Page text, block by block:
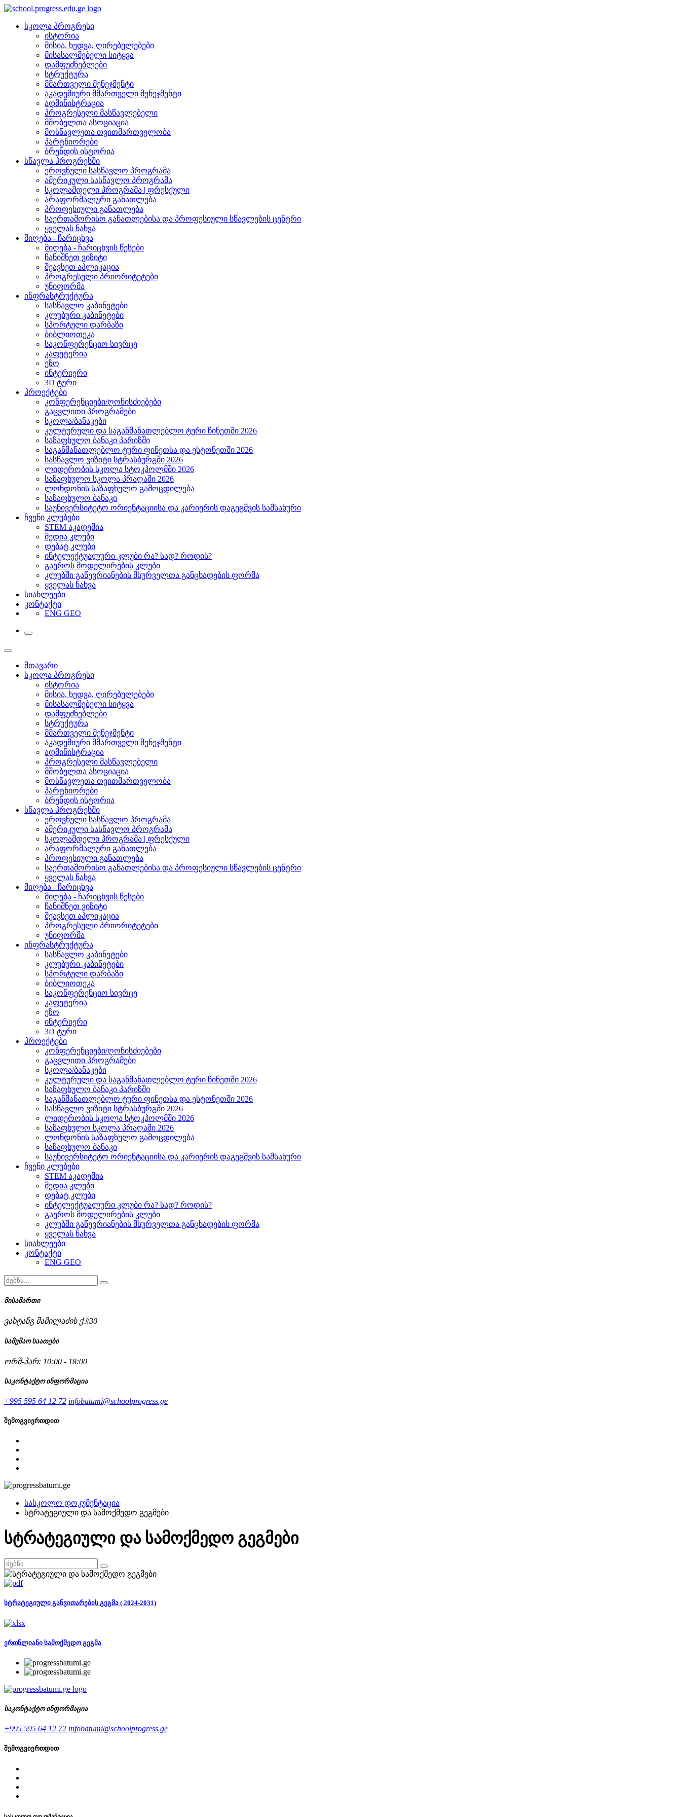
სკოლა პროგრესი
ისტორია
მისია, ხედვა, ღირებულებები
მისასალმებელი სიტყვა
დამფუძნებლები
სტრუქტურა
მმართველი მენეჯმენტი
აკადემიური მმართველი მენეჯმენტი
ადმინისტრაცია
პროგრესელი მასწავლებელი
მშობელთა ასოციაცია
მოსწავლეთა თვითმართველობა
პარტნიორები
ბრენდის ისტორია
სწავლა პროგრესში
ეროვნული სასწავლო პროგრამა
ამერიკული სასწავლო პროგრამა
სკოლამდელი პროგრამა | ფრესქული
არაფორმალური განათლება
პროფესიული განათლება
საერთაშორისო განათლებისა და პროფესიული სწავლების ცენტრი
ყველას ნახვა
მიღება - ჩარიცხვა
მიღება - ჩარიცხვის წესები
ჩანიშნეთ ვიზიტი
შეავსეთ აპლიკაცია
პროგრესული პრიორიტეტები
უნიფორმა
ინფრასტრუქტურა
სასწავლო კაბინეტები
კლუბური კაბინეტები
სპორტული დარბაზი
ბიბლიოთეკა
საკონფერენციო სივრცე
კაფეტერია
ეზო
ინტერიერი
3D ტური
პროექტები
კონფერენციები/ღონისძიებები
გაცვლითი პროგრამები
სკოლა/ბანაკები
კულტურული და საგანმანათლებლო ტური ჩინეთში 2026
საზაფხულო ბანაკი პარიზში
საგანმანათლებლო ტური ფინეთსა და ესტონეთში 2026
სასწავლო ვიზიტი სტრასბურგში 2026
ლიდერობის სკოლა სტოკჰოლმში 2026
საზაფხულო სკოლა პრაღაში 2026
ლონდონის საზაფხულო გამოცდილება
საზაფხულო ბანაკი
საუნივერსიტეტო ორიენტაციისა და კარიერის დაგეგმვის სამსახური
ჩვენი კლუბები
STEM აკადემია
მედია კლუბი
დებატ კლუბი
ინტელექტუალური კლუბი რა? სად? როდის?
გაეროს მოდელირების კლუბი
კლუბში გაწევრიანების მსურველთა განცხადების ფორმა
ყველას ნახვა
სიახლეები
კონტაქტი
ENG GEO
მთავარი
სკოლა პროგრესი
ისტორია
მისია, ხედვა, ღირებულებები
მისასალმებელი სიტყვა
დამფუძნებლები
სტრუქტურა
მმართველი მენეჯმენტი
აკადემიური მმართველი მენეჯმენტი
ადმინისტრაცია
პროგრესელი მასწავლებელი
მშობელთა ასოციაცია
მოსწავლეთა თვითმართველობა
პარტნიორები
ბრენდის ისტორია
სწავლა პროგრესში
ეროვნული სასწავლო პროგრამა
ამერიკული სასწავლო პროგრამა
სკოლამდელი პროგრამა | ფრესქული
არაფორმალური განათლება
პროფესიული განათლება
საერთაშორისო განათლებისა და პროფესიული სწავლების ცენტრი
ყველას ნახვა
მიღება - ჩარიცხვა
მიღება - ჩარიცხვის წესები
ჩანიშნეთ ვიზიტი
შეავსეთ აპლიკაცია
პროგრესული პრიორიტეტები
უნიფორმა
ინფრასტრუქტურა
სასწავლო კაბინეტები
კლუბური კაბინეტები
სპორტული დარბაზი
ბიბლიოთეკა
საკონფერენციო სივრცე
კაფეტერია
ეზო
ინტერიერი
3D ტური
პროექტები
კონფერენციები/ღონისძიებები
გაცვლითი პროგრამები
სკოლა/ბანაკები
კულტურული და საგანმანათლებლო ტური ჩინეთში 2026
საზაფხულო ბანაკი პარიზში
საგანმანათლებლო ტური ფინეთსა და ესტონეთში 2026
სასწავლო ვიზიტი სტრასბურგში 2026
ლიდერობის სკოლა სტოკჰოლმში 2026
საზაფხულო სკოლა პრაღაში 2026
ლონდონის საზაფხულო გამოცდილება
საზაფხულო ბანაკი
საუნივერსიტეტო ორიენტაციისა და კარიერის დაგეგმვის სამსახური
ჩვენი კლუბები
STEM აკადემია
მედია კლუბი
დებატ კლუბი
ინტელექტუალური კლუბი რა? სად? როდის?
გაეროს მოდელირების კლუბი
კლუბში გაწევრიანების მსურველთა განცხადების ფორმა
ყველას ნახვა
სიახლეები
კონტაქტი
ENG GEO
მისამართი
ვახტანგ შამილაძის ქ.#30
სამუშაო საათები
ორშ-პარ: 10:00 - 18:00
საკონტაქტო ინფორმაცია
+995 595 64 12 72 infobatumi@schoolprogress.ge
შემოგვიერთდით
სასკოლო დოკუმენტაცია
სტრატეგიული და სამოქმედო გეგმები
სტრატეგიული და სამოქმედო გეგმები
სტრატეგიული განვითარების გეგმა ( 2024-2031)
ერთწლიანი სამოქმედო გეგმა
საკონტაქტო ინფორმაცია
+995 595 64 12 72 infobatumi@schoolprogress.ge
შემოგვიერთდით